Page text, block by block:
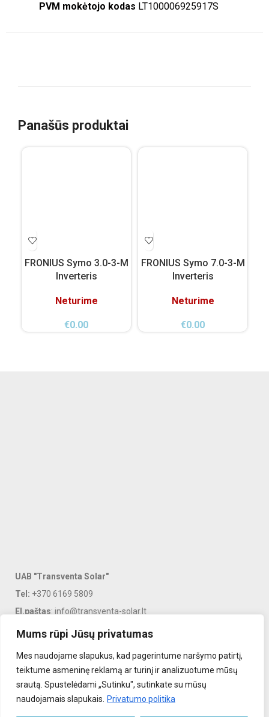
Mums rūpi Jūsų privatumas
Mes naudojame slapukus, kad pagerintume naršymo patirtį,
teiktume asmeninę reklamą ar turinį ir analizuotume mūsų
srautą. Spustelėdami „Sutinku", sutinkate su mūsų
naudojamais slapukais.
Privatumo politika
PVM mokėtojo kodas LT100006925917S
Panašūs produktai
FRONIUS Symo 3.0-3-M
Inverteris
Neturime
€0.00
FRONIUS Symo 7.0-3-M
Inverteris
Neturime
€0.00
UAB "Transventa Solar"
Tel: +370 6169 5809
El.paštas: info@transventa-solar.lt
Adresas
: J. Dalinkevičiaus g. 2K, Naujoji Akmenė, LT-85118
PASLAUGOS
INFORMACIJA KLIENTAMS